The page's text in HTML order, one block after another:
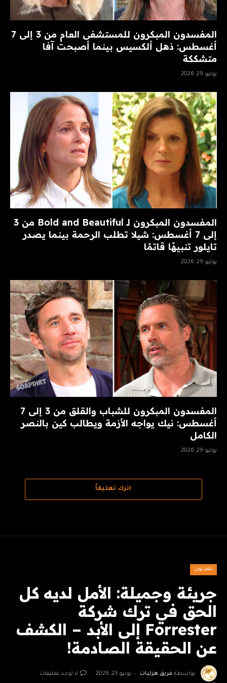
المفسدون المبكرون للمستشفى العام من 3 إلى 7
أغسطس: ذهل ألكسيس بينما أصبحت آفا
متشككة
يوليو 29, 2026
المفسدون المبكرون لـ Bold and Beautiful من 3
إلى 7 أغسطس: شيلا تطلب الرحمة بينما يصدر
تايلور تنبيهًا قاتمًا
يوليو 29, 2026
المفسدون المبكرون للشباب والقلق من 3 إلى 7
أغسطس: نيك يواجه الأزمة ويطالب كين بالنصر
الكامل
يوليو 29, 2026
اترك تعليقاً
تلفزيون
جريئة وجميلة: الأمل لديه كل
الحق في ترك شركة
Forrester إلى الأبد – الكشف
عن الحقيقة الصادمة!
بواسطة فريق هزليات يونيو 23, 2026 لا توجد تعليقات